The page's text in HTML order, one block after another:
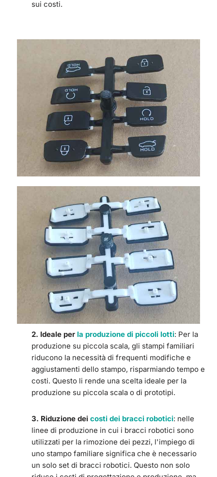
sui costi.
2. Ideale per la produzione di piccoli lotti: Per la
produzione su piccola scala, gli stampi familiari
riducono la necessità di frequenti modifiche e
aggiustamenti dello stampo, risparmiando tempo e
costi. Questo li rende una scelta ideale per la
produzione su piccola scala o di prototipi.
3. Riduzione dei costi dei bracci robotici: nelle
linee di produzione in cui i bracci robotici sono
utilizzati per la rimozione dei pezzi, l'impiego di
uno stampo familiare significa che è necessario
un solo set di bracci robotici. Questo non solo